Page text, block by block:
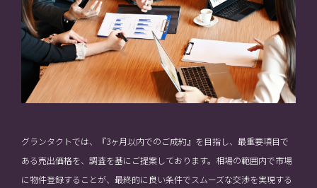
グランタクトでは、『3ヶ月以内でのご成約』を目指し、最重要項目で
ある売出価格を、調査を基にご提案しております。相場の範囲内で市場
に物件登録することが、最終的に良い条件でスムーズな交渉を実現する